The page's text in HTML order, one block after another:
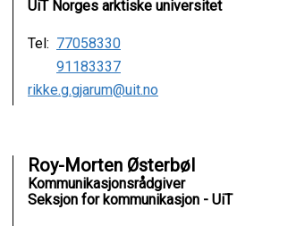
UiT Norges arktiske universitet
Tel: 77058330
91183337
rikke.g.gjarum@uit.no
Roy-Morten Østerbøl
Kommunikasjonsrådgiver
Seksjon for kommunikasjon - UiT